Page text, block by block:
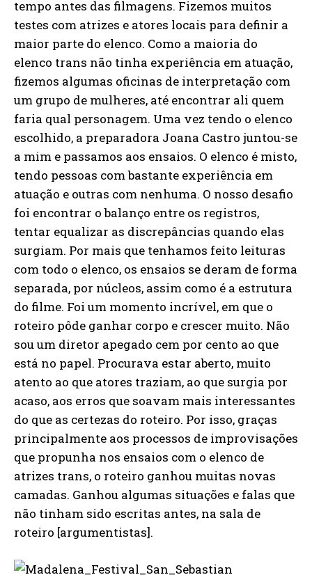
tempo antes das filmagens. Fizemos muitos
testes com atrizes e atores locais para definir a
maior parte do elenco. Como a maioria do
elenco trans não tinha experiência em atuação,
fizemos algumas oficinas de interpretação com
um grupo de mulheres, até encontrar ali quem
faria qual personagem. Uma vez tendo o elenco
escolhido, a preparadora Joana Castro juntou-se
a mim e passamos aos ensaios. O elenco é misto,
tendo pessoas com bastante experiência em
atuação e outras com nenhuma. O nosso desafio
foi encontrar o balanço entre os registros,
tentar equalizar as discrepâncias quando elas
surgiam. Por mais que tenhamos feito leituras
com todo o elenco, os ensaios se deram de forma
separada, por núcleos, assim como é a estrutura
do filme. Foi um momento incrível, em que o
roteiro pôde ganhar corpo e crescer muito. Não
sou um diretor apegado cem por cento ao que
está no papel. Procurava estar aberto, muito
atento ao que atores traziam, ao que surgia por
acaso, aos erros que soavam mais interessantes
do que as certezas do roteiro. Por isso, graças
principalmente aos processos de improvisações
que propunha nos ensaios com o elenco de
atrizes trans, o roteiro ganhou muitas novas
camadas. Ganhou algumas situações e falas que
não tinham sido escritas antes, na sala de
roteiro [argumentistas].